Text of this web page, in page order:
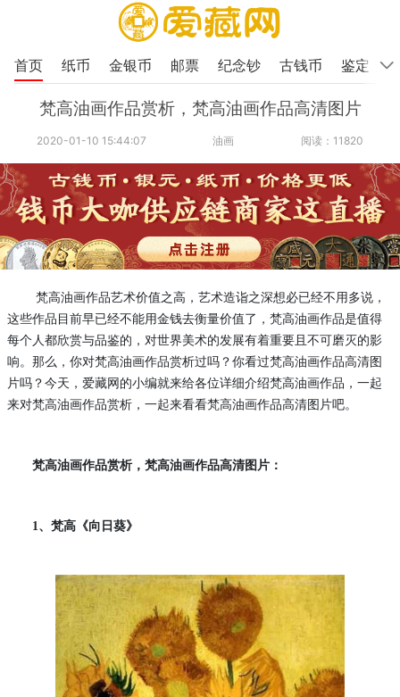
首页 纸币 金银币 邮票 纪念钞 古钱币 鉴定
梵高油画作品赏析，梵高油画作品高清图片
2020-01-10 15:44:07 油画 阅读：11820
梵高油画作品艺术价值之高，艺术造诣之深想必已经不用多说，
这些作品目前早已经不能用金钱去衡量价值了，梵高油画作品是值得
每个人都欣赏与品鉴的，对世界美术的发展有着重要且不可磨灭的影
响。 那么，你对梵高油画作品赏析过吗？你看过梵高油画作品高清图
片吗？今天，爱藏网的小编就来给各位详细介绍梵高油画作品，一起
来对梵高油画作品赏析，一起来看看梵高油画作品高清图片吧。
梵高油画作品赏析，梵高油画作品高清图片：
1、 梵高《向日葵》